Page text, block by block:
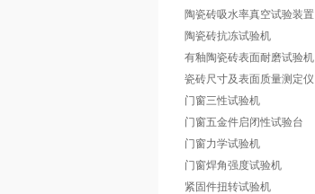
陶瓷砖吸水率真空试验装置
陶瓷砖抗冻试验机
有釉陶瓷砖表面耐磨试验机
瓷砖尺寸及表面质量测定仪
门窗三性试验机
门窗五金件启闭性试验台
门窗力学试验机
门窗焊角强度试验机
紧固件扭转试验机